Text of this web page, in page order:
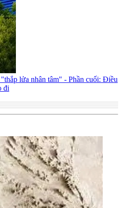
lửa nhân tâm" - Phần cuối: Điều
đi